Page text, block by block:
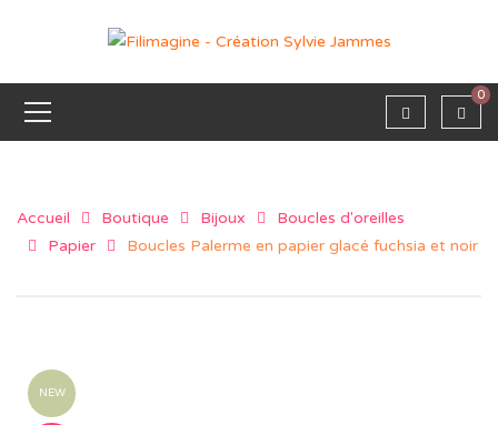
0
Accueil Boutique Bijoux
Boucles d'oreilles
Papier
Boucles Palerme en papier glacé fuchsia et noir
NEW